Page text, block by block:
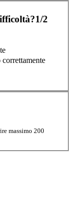
1/2
massimo 200